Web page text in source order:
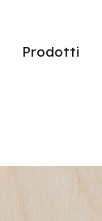
Prodotti